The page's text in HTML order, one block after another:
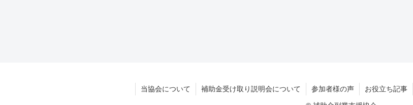
当協会について 補助金受け取り説明会について 参加者様の声 お役立ち記事